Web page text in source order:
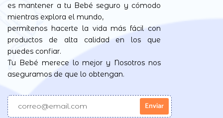
es mantener a tu Bebé seguro y cómodo
mientras explora el mundo,
permítenos hacerte la vida más fácil con
productos de alta calidad en los que
puedes confiar.
Tu Bebé merece lo mejor y Nosotros nos
aseguramos de que lo obtengan.